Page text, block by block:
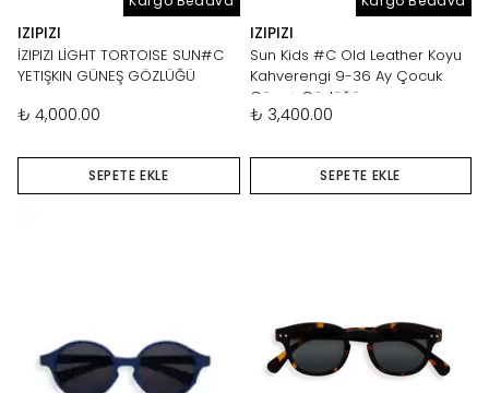
IZIPIZI
İZIPIZI LİGHT TORTOISE SUN#C
YETIŞKIN GÜNEŞ GÖZLÜĞÜ
₺ 4,000.00
SEPETE EKLE
IZIPIZI
Sun Kids #C Old Leather Koyu
Kahverengi 9-36 Ay Çocuk
Güneş Gözlüğü
₺ 3,400.00
SEPETE EKLE